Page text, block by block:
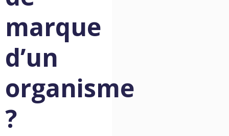
marque
d’un
organisme
?